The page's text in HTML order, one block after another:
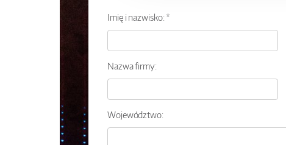
Imię i nazwisko: *
Nazwa firmy:
Województwo: